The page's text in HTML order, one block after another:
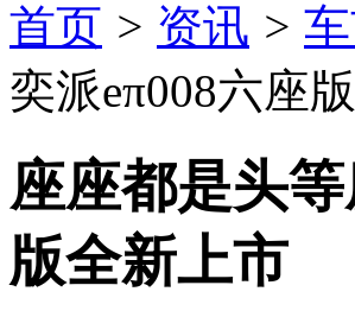
首页 > 资讯 >
奕派eπ008六座
座座都是头
版全新上市